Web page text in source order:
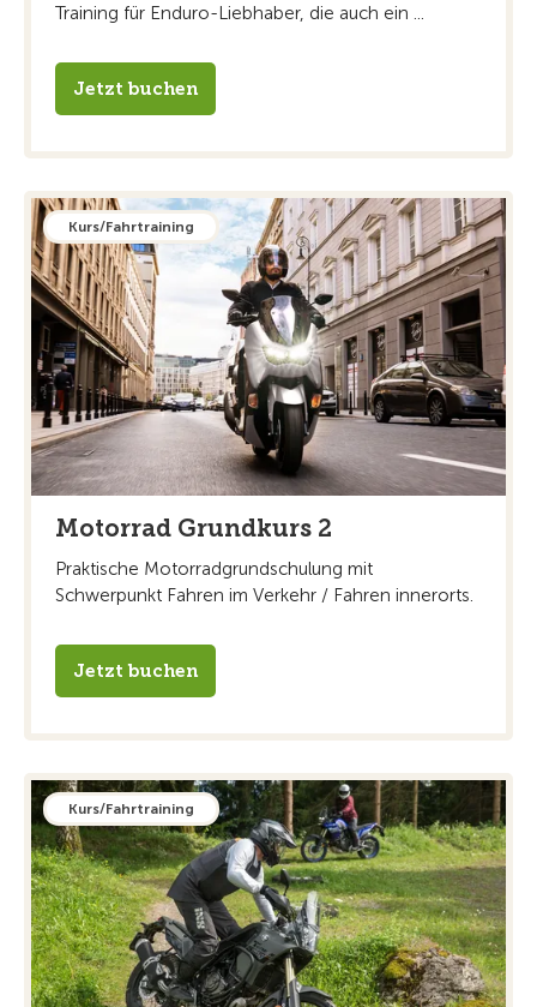
Training für Enduro-Liebhaber, die auch ein ...
Jetzt buchen
Kurs/Fahrtraining
Motorrad Grundkurs 2
Praktische Motorradgrundschulung mit
Schwerpunkt Fahren im Verkehr / Fahren innerorts.
Jetzt buchen
Kurs/Fahrtraining